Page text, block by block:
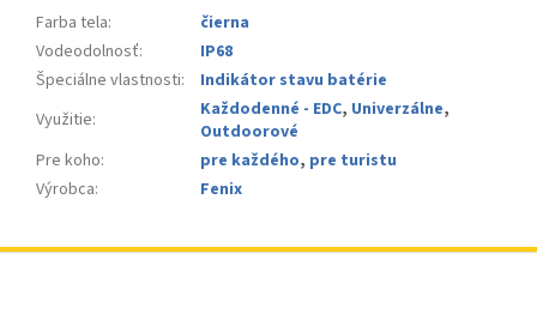
Farba tela:
čierna
Vodeodolnosť:
IP68
Špeciálne vlastnosti:
Indikátor stavu batérie
Využitie: Každodenné - EDC, Univerzálne,
Outdoorové
Pre koho: pre každého, pre turistu
Výrobca: Fenix